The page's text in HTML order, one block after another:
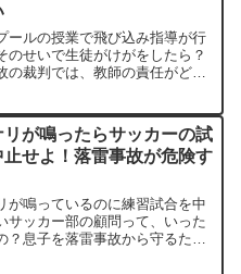
ールの授業で飛び込み指導が行
のせいで生徒がけがをしたら？
の裁判では、教師の責任がどの
リが鳴ったらサッカーの試
止せよ！落雷事故が危険す
が鳴っているのに練習試合を中
サッカー部の顧問って、いった
？息子を落雷事故から守るた